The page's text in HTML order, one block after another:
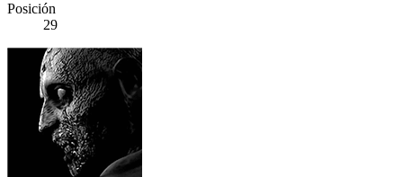
Posición
29